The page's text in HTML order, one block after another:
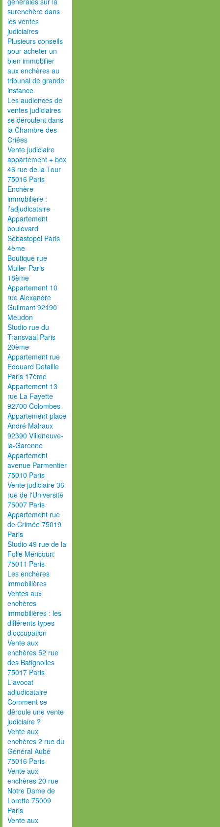
surenchère dans
les ventes
judiciaires
Plusieurs conseils
pour acheter un
bien immobilier
aux enchères au
tribunal de grande
instance
Les audiences de
ventes judiciaires
se déroulent dans
la Chambre des
Criées
Vente judiciaire
appartement + box
46 rue de la Tour
75016 Paris
Enchère
immobilière :
l’adjudicataire
Appartement
boulevard
Sébastopol Paris
4ème
Boutique rue
Muller Paris
18ème
Appartement 10
rue Alexandre
Guilmant 92190
Meudon
Studio rue du
Transvaal Paris
20ème
Appartement rue
Edouard Detaille
Paris 17ème
Appartement 13
rue La Fayette
92700 Colombes
Appartement place
André Malraux
92390 Villeneuve-
la-Garenne
Appartement
avenue Parmentier
75010 Paris
Vente judiciaire 36
rue de l'Université
75007 Paris
Appartement rue
de Crimée 75019
Paris
Studio 49 rue de la
Folie Méricourt
75011 Paris
Les enchères
immobilières
Ventes aux
enchères
immobilières : les
différents types
d’occupation
Vente aux
enchères 52 rue
des Batignolles
75017 Paris
L'avocat
adjudicataire
Comment se
déroule une vente
judiciaire ?
Vente aux
enchères 2 rue du
Général Aubé
75016 Paris
Vente aux
enchères 20 rue
Notre Dame de
Lorette 75009
Paris
Vente aux